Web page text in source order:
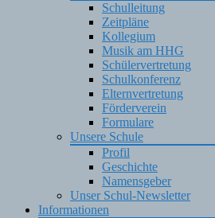
Schulleitung
Zeitpläne
Kollegium
Musik am HHG
Schülervertretung
Schulkonferenz
Elternvertretung
Förderverein
Formulare
Unsere Schule
Profil
Geschichte
Namensgeber
Unser Schul-Newsletter
Informationen